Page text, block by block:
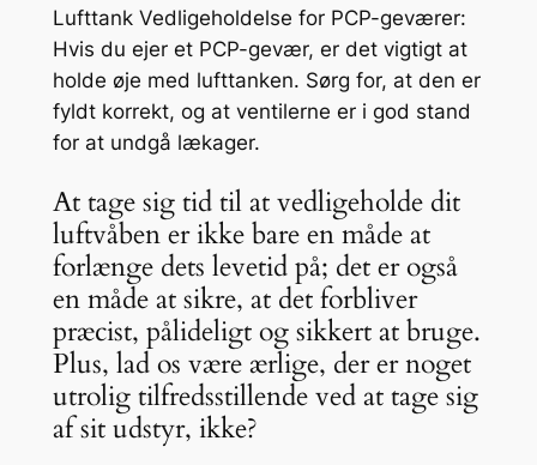
Lufttank Vedligeholdelse for PCP-geværer:
Hvis du ejer et PCP-gevær, er det vigtigt at
holde øje med lufttanken. Sørg for, at den er
fyldt korrekt, og at ventilerne er i god stand
for at undgå lækager.
At tage sig tid til at vedligeholde dit
luftvåben er ikke bare en måde at
forlænge dets levetid på; det er også
en måde at sikre, at det forbliver
præcist, pålideligt og sikkert at bruge.
Plus, lad os være ærlige, der er noget
utrolig tilfredsstillende ved at tage sig
af sit udstyr, ikke?